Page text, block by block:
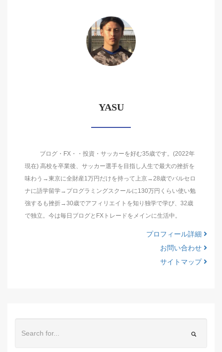
YASU
ブログ・FX・・投資・サッカーを好む35歳です。(2022年
現在) 高校を卒業後、サッカー選手を目指し人生で最大の挫折を
味わう→東京に全財産1万円だけを持って上京→28歳でバルセロ
ナに語学留学→プログラミングスクールに130万円くらい使い勉
強するも挫折→30歳でアフィリエイトを知り独学で学び、32歳
で独立。今は毎日ブログとFXトレードをメインに生活中。
プロフィール詳細
お問い合わせ
サイトマップ